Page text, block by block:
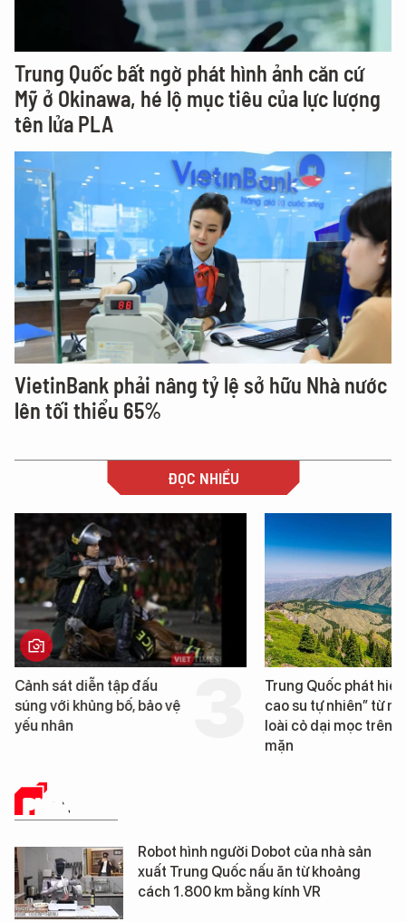
Trung Quốc bất ngờ phát hình ảnh căn cứ
Mỹ ở Okinawa, hé lộ mục tiêu của lực lượng
tên lửa PLA
VietinBank phải nâng tỷ lệ sở hữu Nhà nước
lên tối thiểu 65%
ĐỌC NHIỀU
Cảnh sát diễn tập đấu
súng với khủng bố, bảo vệ
yếu nhân
Trung Quốc phát hiện
cao su tự nhiên” từ
loài cỏ dại mọc trên
mặn
PHÂN TÍCH
Robot hình người Dobot của nhà sản
xuất Trung Quốc nấu ăn từ khoảng
cách 1.800 km bằng kính VR